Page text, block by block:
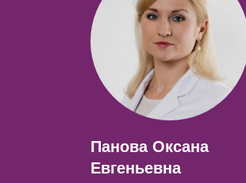
Панова Оксана
Евгеньевна